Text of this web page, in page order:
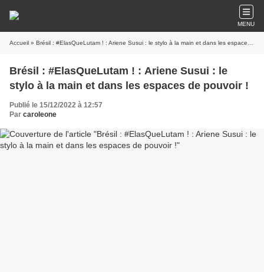
MENU
Accueil » Brésil : #ElasQueLutam ! : Ariene Susui : le stylo à la main et dans les espaces de pouvoir !
Brésil : #ElasQueLutam ! : Ariene Susui : le
stylo à la main et dans les espaces de pouvoir !
Publié le 15/12/2022 à 12:57
Par caroleone